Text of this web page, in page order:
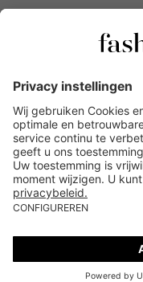
inwisselbaar
fashionette.nl/selected-
artikel 9 van de
Bepaalde merken
Kredietwaardigheid
verzendkosten. De
hebben geen van